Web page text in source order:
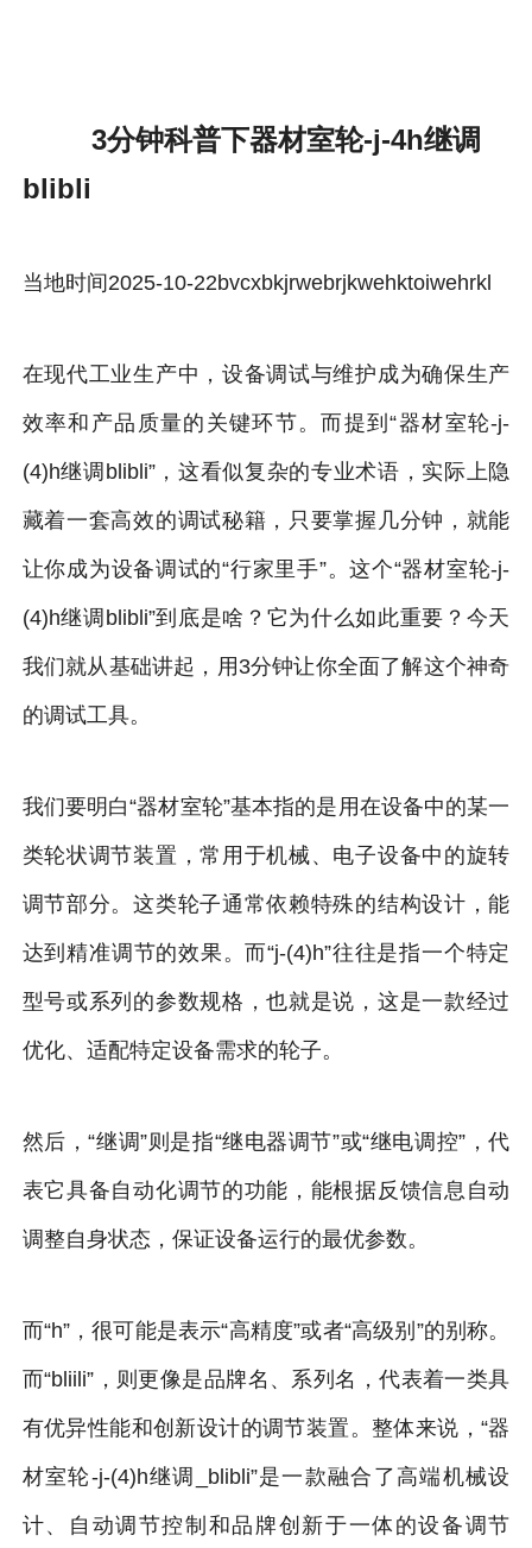
3分钟科普下器材室轮-j-4h继调
blibli
当地时间2025-10-22bvcxbkjrwebrjkwehktoiwehrkl
在现代工业生产中，设备调试与维护成为确保生产
效率和产品质量的关键环节。而提到“器材室轮-j-
(4)h继调blibli”，这看似复杂的专业术语，实际上隐
藏着一套高效的调试秘籍，只要掌握几分钟，就能
让你成为设备调试的“行家里手”。这个“器材室轮-j-
(4)h继调blibli”到底是啥？它为什么如此重要？今天
我们就从基础讲起，用3分钟让你全面了解这个神奇
的调试工具。
我们要明白“器材室轮”基本指的是用在设备中的某一
类轮状调节装置，常用于机械、电子设备中的旋转
调节部分。这类轮子通常依赖特殊的结构设计，能
达到精准调节的效果。而“j-(4)h”往往是指一个特定
型号或系列的参数规格，也就是说，这是一款经过
优化、适配特定设备需求的轮子。
然后，“继调”则是指“继电器调节”或“继电调控”，代
表它具备自动化调节的功能，能根据反馈信息自动
调整自身状态，保证设备运行的最优参数。
而“h”，很可能是表示“高精度”或者“高级别”的别称。
而“bliili”，则更像是品牌名、系列名，代表着一类具
有优异性能和创新设计的调节装置。整体来说，“器
材室轮-j-(4)h继调_blibli”是一款融合了高端机械设
计、自动调节控制和品牌创新于一体的设备调节